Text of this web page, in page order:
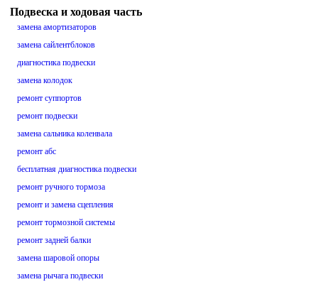
Подвеска и ходовая часть
замена амортизаторов
замена сайлентблоков
диагностика подвески
замена колодок
ремонт суппортов
ремонт подвески
замена сальника коленвала
ремонт абс
бесплатная диагностика подвески
ремонт ручного тормоза
ремонт и замена сцепления
ремонт тормозной системы
ремонт задней балки
замена шаровой опоры
замена рычага подвески